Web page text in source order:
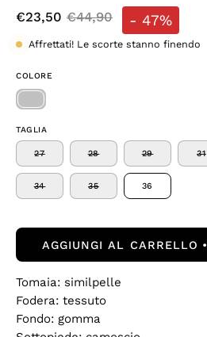
€23,50 €44,90 - 47%
Affrettati! Le scorte stanno finendo
COLORE
TAGLIA
27 28 29 31
34 35 36
AGGIUNGI AL CARRELLO
Tomaia: similpelle
Fodera: tessuto
Fondo: gomma